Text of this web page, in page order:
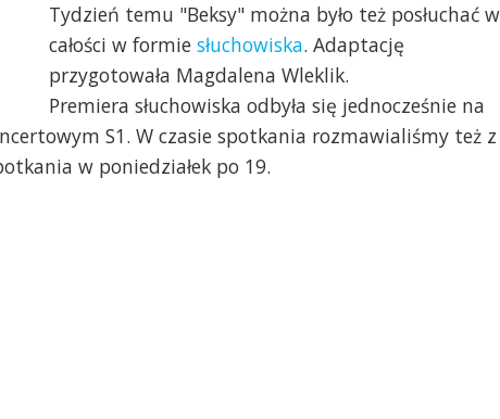
Tydzień temu "Beksy" można było też posłuchać w
całości w formie słuchowiska. Adaptację
przygotowała Magdalena Wleklik.
Premiera słuchowiska odbyła się jednocześnie na
S1. W czasie spotkania rozmawialiśmy też z
w poniedziałek po 19.